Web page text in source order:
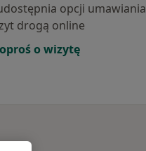
opcji umawiania
drogą online
o wizytę